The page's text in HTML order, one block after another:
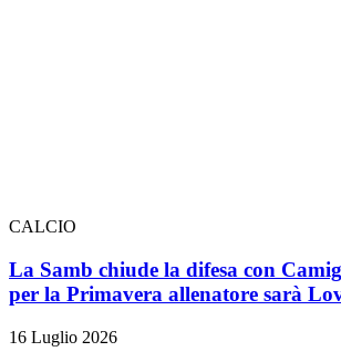
CALCIO
La Samb chiude la difesa con
per la Primavera allenatore sarà
16 Luglio 2026